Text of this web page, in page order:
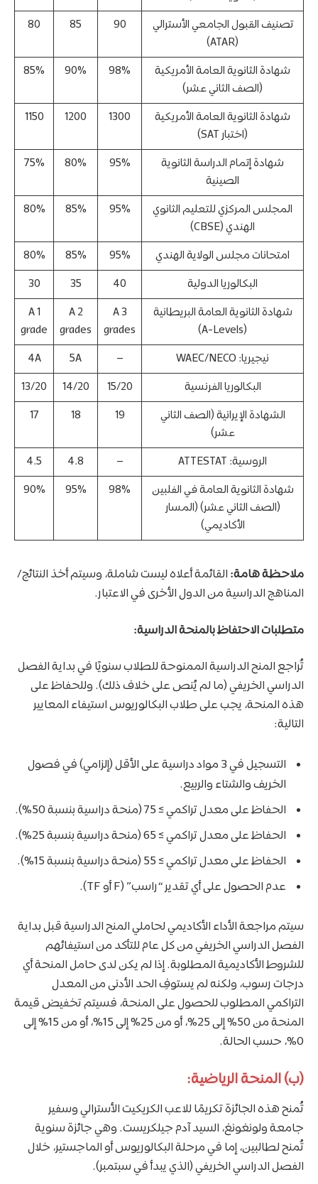
تصنيف القبول الجامعي الأسترالي
(ATAR)
90
85
80
شهادة الثانوية العامة الأمريكية
(الصف الثاني عشر)
98%
90%
85%
شهادة الثانوية العامة الأمريكية
(اختبار SAT)
1300
1200
1150
شهادة إتمام الدراسة الثانوية
الصينية
95%
80%
75%
المجلس المركزي للتعليم الثانوي
الهندي (CBSE)
95%
85%
80%
امتحانات مجلس الولاية الهندي 95%
85%
80%
البكالوريا الدولية
40
35
30
شهادة الثانوية العامة البريطانية
(A-Levels)
3 A
grades
2 A
grades
1 A
grade
نيجيريا: WAEC/NECO
–
5A
4A
البكالوريا الفرنسية
15/20
14/20
13/20
الشهادة الإيرانية (الصف الثاني
عشر)
19
18
17
الروسية: ATTESTAT –
4.8
4.5
شهادة الثانوية العامة في الفلبين
(الصف الثاني عشر) (المسار
الأكاديمي)
98%
95%
90%
ملاحظة هامة: القائمة أعلاه ليست شاملة، وسيتم أخذ النتائج/
المناهج الدراسية من الدول الأخرى في الاعتبار.
متطلبات الاحتفاظ بالمنحة الدراسية:
تُراجع المنح الدراسية الممنوحة للطلاب سنويًا في بداية الفصل
الدراسي الخريفي (ما لم يُنص على خلاف ذلك). وللحفاظ على
هذه المنحة، يجب على طلاب البكالوريوس استيفاء المعايير
التالية:
التسجيل في 3 مواد دراسية على الأقل (إلزامي) في فصول
الخريف والشتاء والربيع.
الحفاظ على معدل تراكمي ≥ 75 (منحة دراسية بنسبة 50%).
الحفاظ على معدل تراكمي ≥ 65 (منحة دراسية بنسبة 25%).
الحفاظ على معدل تراكمي ≥ 55 (منحة دراسية بنسبة 15%).
عدم الحصول على أي تقدير “راسب” (F أو TF).
سيتم مراجعة الأداء الأكاديمي لحاملي المنح الدراسية قبل بداية
الفصل الدراسي الخريفي من كل عام للتأكد من استيفائهم
للشروط الأكاديمية المطلوبة. إذا لم يكن لدى حامل المنحة أي
درجات رسوب، ولكنه لم يستوفِ الحد الأدنى من المعدل
التراكمي المطلوب للحصول على المنحة، فسيتم تخفيض قيمة
المنحة من 50% إلى 25%، أو من 25% إلى 15%، أو من 15% إلى
0%، حسب الحالة.
(ب) المنحة الرياضية:
تُمنح هذه الجائزة تكريمًا للاعب الكريكيت الأسترالي وسفير
جامعة ولونغونغ، السيد آدم جيلكريست. وهي جائزة سنوية
تُمنح لطالبين، إما في مرحلة البكالوريوس أو الماجستير، خلال
الفصل الدراسي الخريفي (الذي يبدأ في سبتمبر).